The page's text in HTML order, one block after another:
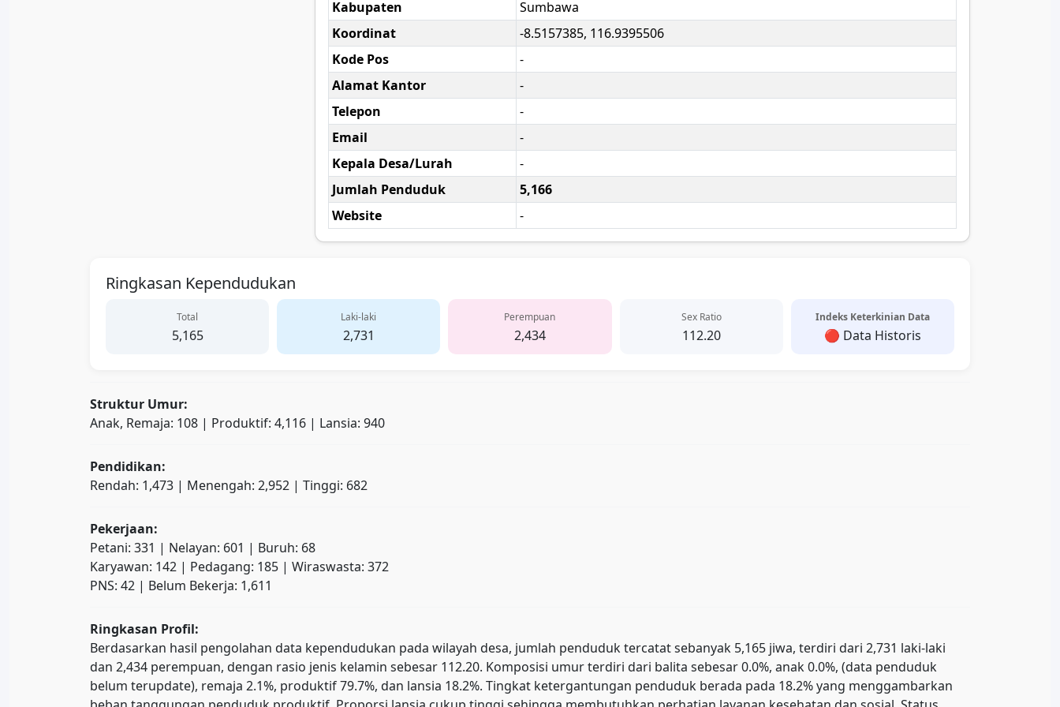
Kabupaten
Sumbawa
Koordinat
-8.5157385, 116.9395506
Kode Pos
-
Alamat Kantor
-
Telepon
-
Email
-
Kepala Desa/Lurah
-
Jumlah Penduduk
5,166
Website
-
Ringkasan Kependudukan
Total
5,165
Laki-laki
2,731
Perempuan
2,434
Sex Ratio
112.20
Indeks Keterkinian Data
🔴 Data Historis
Struktur Umur:
Anak, Remaja: 108 | Produktif: 4,116 | Lansia: 940
Pendidikan:
Rendah: 1,473 | Menengah: 2,952 | Tinggi: 682
Pekerjaan:
Petani: 331 | Nelayan: 601 | Buruh: 68
Karyawan: 142 | Pedagang: 185 | Wiraswasta: 372
PNS: 42 | Belum Bekerja: 1,611
Ringkasan Profil:
Berdasarkan hasil pengolahan data kependudukan pada wilayah desa, jumlah penduduk tercatat sebanyak 5,165 jiwa, terdiri dari 2,731 laki-laki
dan 2,434 perempuan, dengan rasio jenis kelamin sebesar 112.20. Komposisi umur terdiri dari balita sebesar 0.0%, anak 0.0%, (data penduduk
belum terupdate), remaja 2.1%, produktif 79.7%, dan lansia 18.2%. Tingkat ketergantungan penduduk berada pada 18.2% yang menggambarkan